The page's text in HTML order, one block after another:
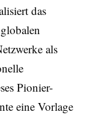
das
als
Pionier-
eine Vorlage